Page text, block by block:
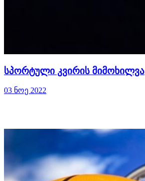
სპორტული კვირის მიმოხილვა
03 ნოე 2022